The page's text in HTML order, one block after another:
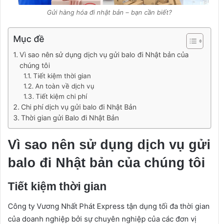
Gửi hàng hóa đi nhật bản – bạn cần biết?
Mục đề
Vì sao nên sử dụng dịch vụ gửi balo đi Nhật bản của
chúng tôi
Tiết kiệm thời gian
An toàn về dịch vụ
Tiết kiệm chi phí
Chi phí dịch vụ gửi balo đi Nhật Bản
Thời gian gửi Balo đi Nhật Bản
Vì sao nên sử dụng dịch vụ gửi
balo đi Nhật bản của chúng tôi
Tiết kiệm thời gian
Công ty Vương Nhất Phát Express tận dụng tối đa thời gian
của doanh nghiệp bởi sự chuyên nghiệp của các đơn vị